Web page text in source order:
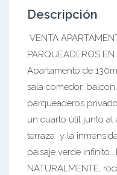
Descripción
VENTA
PARQUEADEROS
Apartamento de
sala comedor,
parqueaderos
un cuarto útil junto al
terraza y la
paisaje verde
NATURALMENTE,